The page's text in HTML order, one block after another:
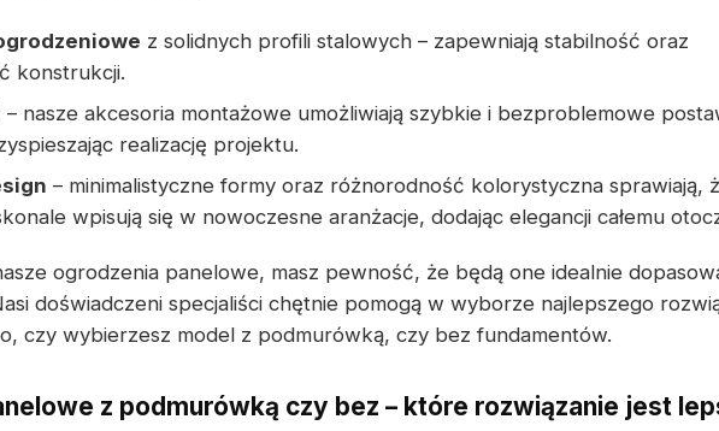
z solidnych profili stalowych – zapewniają stabilność oraz
konstrukcji.
– nasze akcesoria montażowe umożliwiają szybkie i bezproblemowe
realizację projektu.
– minimalistyczne formy oraz różnorodność kolorystyczna sprawiają,
wpisują się w nowoczesne aranżacje, dodając elegancji całemu
ogrodzenia panelowe, masz pewność, że będą one idealnie
doświadczeni specjaliści chętnie pomogą w wyborze najlepszego
czy wybierzesz model z podmurówką, czy bez fundamentów.
z podmurówką czy bez – które rozwiązanie jest